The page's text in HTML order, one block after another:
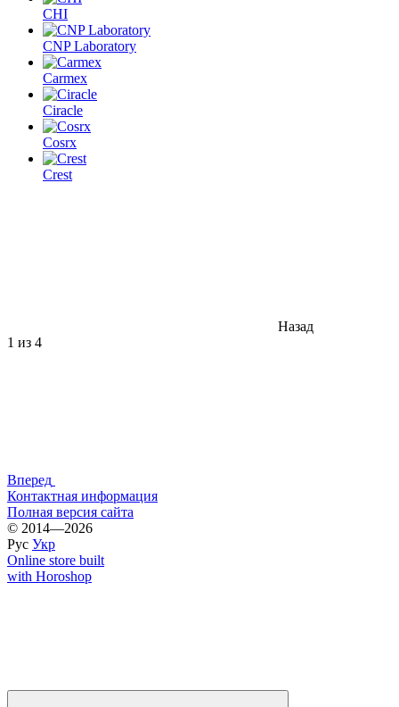
CHI
CNP Laboratory
Carmex
Ciracle
Cosrx
Crest
Назад
1 из 4
Вперед
Контактная информация
Полная версия сайта
© 2014—2026
Рус Укр
Online store built
with Horoshop